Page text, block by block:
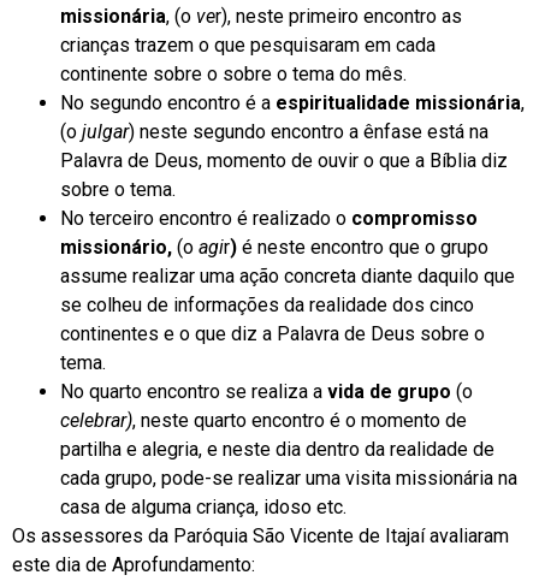
missionária, (o ver), neste primeiro encontro as
crianças trazem o que pesquisaram em cada
continente sobre o sobre o tema do mês.
No segundo encontro é a espiritualidade missionária,
(o julgar) neste segundo encontro a ênfase está na
Palavra de Deus, momento de ouvir o que a Bíblia diz
sobre o tema.
No terceiro encontro é realizado o compromisso
missionário, (o agir) é neste encontro que o grupo
assume realizar uma ação concreta diante daquilo que
se colheu de informações da realidade dos cinco
continentes e o que diz a Palavra de Deus sobre o
tema.
No quarto encontro se realiza a vida de grupo (o
celebrar), neste quarto encontro é o momento de
partilha e alegria, e neste dia dentro da realidade de
cada grupo, pode-se realizar uma visita missionária na
casa de alguma criança, idoso etc.
Os assessores da Paróquia São Vicente de Itajaí avaliaram
este dia de Aprofundamento: